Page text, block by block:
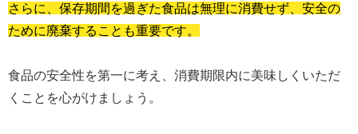
さらに、保存期間を過ぎた食品は無理に消費せず、安全の
ために廃棄することも重要です。
食品の安全性を第一に考え、消費期限内に美味しくいただ
くことを心がけましょう。